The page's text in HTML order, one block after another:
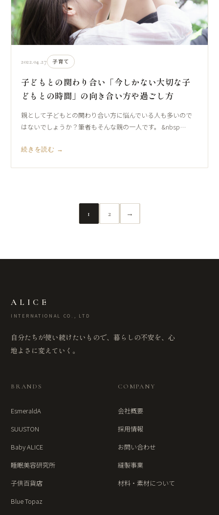
2022.04.27 子育て
子どもとの関わり合い「今しかない大切な子
どもとの時間」の向き合い方や過ごし方
親として子どもとの関わり合い方に悩んでいる人も多いので
はないでしょうか？筆者もそんな親の一人です。 &nbsp…
続きを読む →
1 2 →
ALICE
INTERNATIONAL CO., LTD
自分たちが使い続けたいもので、暮らしの不安を、心
地よさに変えていく。
BRANDS
EsmeraldA
SUUSTON
Baby ALICE
睡眠美容研究所
子供百貨店
Blue Topaz
COMPANY
会社概要
採用情報
お問い合わせ
縫製事業
材料・素材について